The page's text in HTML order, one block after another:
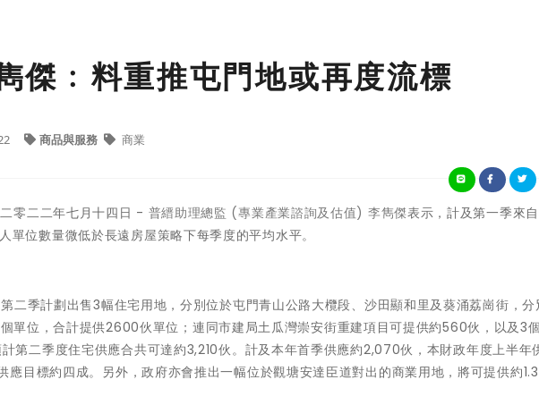
傑﹕料重推屯門地或再度流標
商品與服務 商業
零二二年七月十四日 - 普縉助理總監 (專業產業諮詢及估值) 李雋傑表示，計及第一季來
單位數量微低於長遠房屋策略下每季度的平均水平。
二季計劃出售3幅住宅用地，分別位於屯門青山公路大欖段、沙田顯和里及葵涌荔崗街，分
單位，合計提供2600伙單位；連同市建局土瓜灣崇安街重建項目可提供約560伙，以及3
第二季度住宅供應合共可達約3,210伙。計及本年首季供應約2,070伙，本財政年度上半年
應目標約四成。另外，政府亦會推出一幅位於觀塘安達臣道對出的商業用地，將可提供約